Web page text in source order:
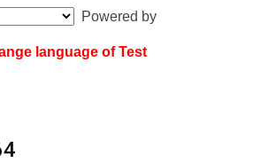
Powered by
language of Test